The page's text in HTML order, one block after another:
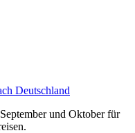
Deutschland
und Oktober für